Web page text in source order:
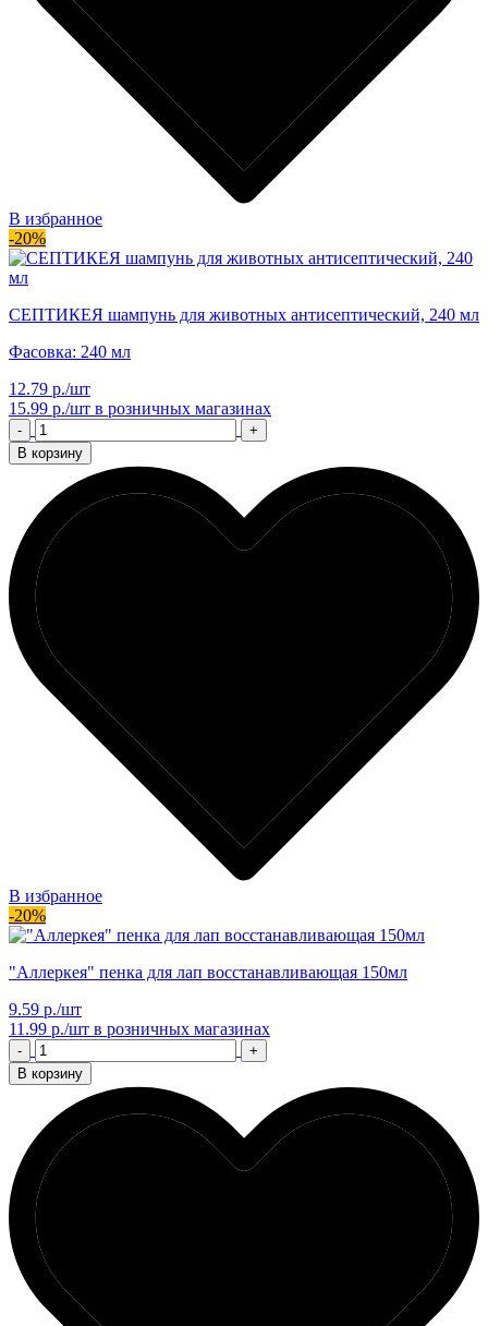
В избранное
-20%
СЕПТИКЕЯ шампунь для животных антисептический, 240 мл
Фасовка: 240 мл
12.79 р./шт
15.99 р./шт в розничных магазинах
-
+
В корзину
В избранное
-20%
"Аллеркея" пенка для лап восстанавливающая 150мл
9.59 р./шт
11.99 р./шт в розничных магазинах
-
+
В корзину